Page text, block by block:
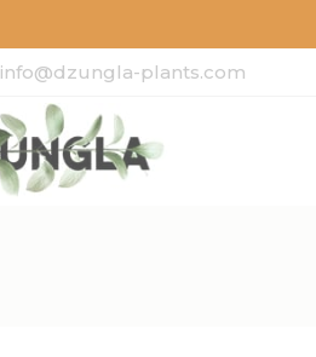
info@dzungla-plants.com